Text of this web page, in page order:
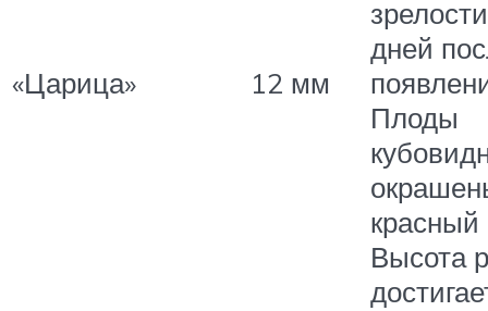
«Царица» 12 мм
дней
Плоды
красный
Высота